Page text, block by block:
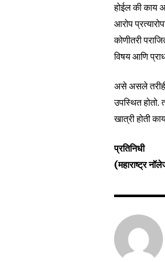
होईल की काय
आरोप
कोणीतरी
विषय आणि
असे असले
उपस्थित होतो.
खात्री होती
प्रतिनिधी
(महाराष्ट्र